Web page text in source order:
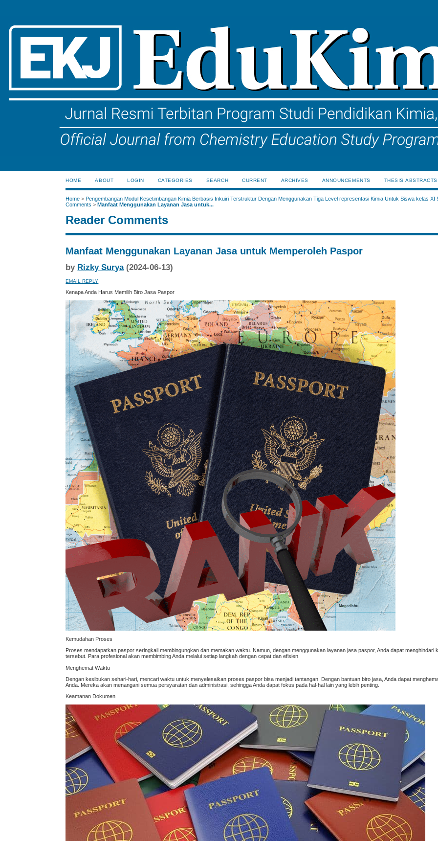
HOME ABOUT LOGIN CATEGORIES SEARCH CURRENT ARCHIVES ANNOUNCEMENTS THESIS ABSTRACTS
Home >Pengembangan Modul Kesetimbangan Kimia Berbasis Inkuiri Terstruktur Dengan Menggunakan Tiga Level representasi Kimia Untuk Siswa kelas XI
Comments >Manfaat Menggunakan Layanan Jasa untuk...
Reader Comments
Manfaat Menggunakan Layanan Jasa untuk Memperoleh Paspor
by Rizky Surya(2024-06-13)
EMAIL REPLY
Kenapa Anda Harus Memilih Biro Jasa Paspor
Kemudahan Proses
Proses mendapatkan paspor seringkali membingungkan dan memakan waktu. Namun, dengan menggunakan layanan jasa paspor, Anda dapat menghindari
tersebut. Para profesional akan membimbing Anda melalui setiap langkah dengan cepat dan efisien.
Menghemat Waktu
Dengan kesibukan sehari-hari, mencari waktu untuk menyelesaikan proses paspor bisa menjadi tantangan. Dengan bantuan biro jasa, Anda dapat
Anda. Mereka akan menangani semua persyaratan dan administrasi, sehingga Anda dapat fokus pada hal-hal lain yang lebih penting.
Keamanan Dokumen